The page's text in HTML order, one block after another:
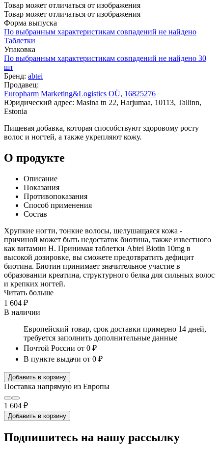
Товар может отличаться от изображения
Товар может отличаться от изображения
Форма выпуска
По выбранным характеристикам совпадений не найдено
Таблетки
Упаковка
По выбранным характеристикам совпадений не найдено 30
шт
Бренд: abtei
Продавец:
Europharm Marketing&Logistics OÜ, 16825276
Юридический адрес: Masina tn 22, Harjumaa, 10113, Tallinn,
Estonia
Пищевая добавка, которая способствуют здоровому росту
волос и ногтей, а также укрепляют кожу.
О продукте
Описание
Показания
Противопоказания
Способ применения
Состав
Хрупкие ногти, тонкие волосы, шелушащаяся кожа -
причиной может быть недостаток биотина, также известного
как витамин H. Принимая таблетки Abtei Biotin 10mg в
высокой дозировке, вы сможете предотвратить дефицит
биотина. Биотин принимает значительное участие в
образовании креатина, структурного белка для сильных волос
и крепких ногтей.
Читать больше
1 604 ₽
В наличии
Европейский товар, срок доставки примерно 14 дней,
требуется заполнить дополнительные данные
Почтой России от 0 ₽
В пункте выдачи от 0 ₽
Добавить в корзину
Поставка напрямую из Европы
1 604 ₽
Добавить в корзину
Подпишитесь на нашу рассылку